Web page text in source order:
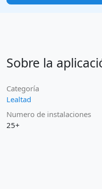
Sobre la
Categoría
Lealtad
Numero de instalaciones
25+